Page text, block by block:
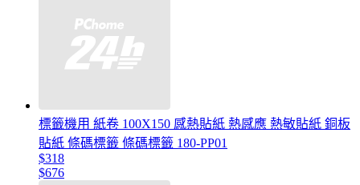
標籤機用 紙卷 100X150 感熱貼紙 熱感應 熱敏貼紙 銅板
貼紙 條碼標籤 條碼標籤 180-PP01
$318
$676